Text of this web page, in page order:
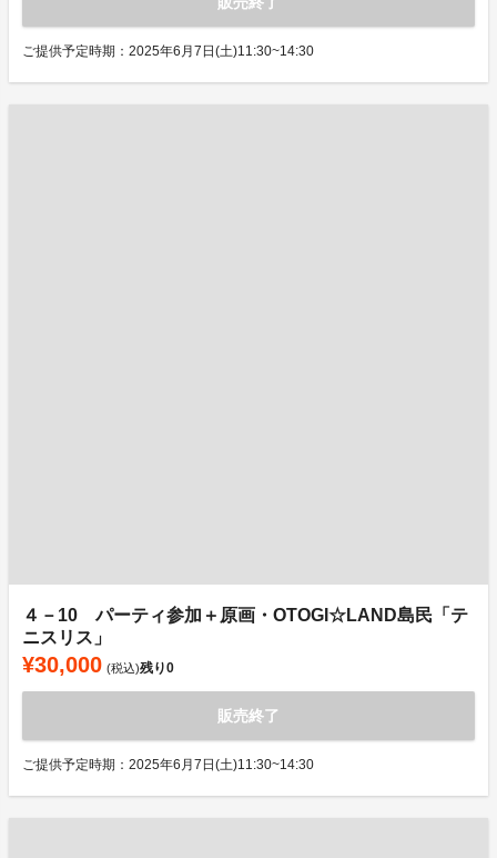
ご提供予定時期：2025年6月7日(土)11:30~14:30
４－10 パーティ参加＋原画・OTOGI☆LAND島民「テ
ニスリス」
¥30,000 (税込)残り0
販売終了
ご提供予定時期：2025年6月7日(土)11:30~14:30